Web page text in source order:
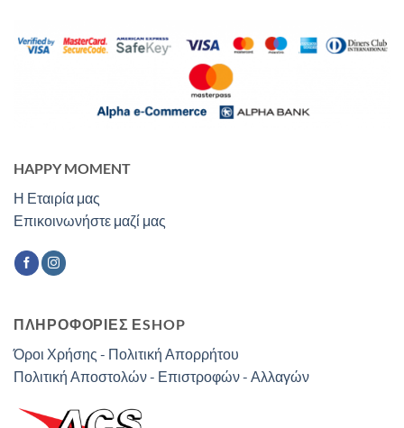
HAPPY MOMENT
Η Εταιρία μας
Επικοινωνήστε μαζί μας
ΠΛΗΡΟΦΟΡΙΕΣ ΕSHOP
Όροι Χρήσης - Πολιτική Απορρήτου
Πολιτική Αποστολών - Επιστροφών - Αλλαγών